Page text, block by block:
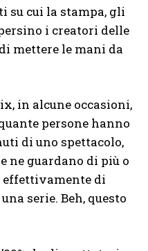
su cui la stampa, gli
i creatori delle
mettere le mani da
in alcune occasioni,
persone hanno
di uno spettacolo,
ne guardano di più o
effettivamente di
serie. Beh, questo